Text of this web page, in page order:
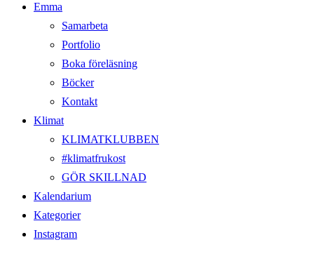
Emma
Samarbeta
Portfolio
Boka föreläsning
Böcker
Kontakt
Klimat
KLIMATKLUBBEN
#klimatfrukost
GÖR SKILLNAD
Kalendarium
Kategorier
Instagram